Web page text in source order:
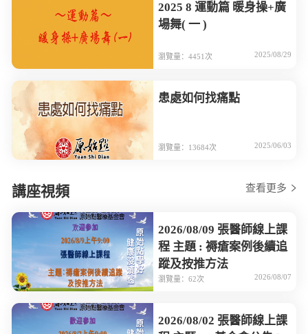
2025 8 運動篇 暖身操+廣
場舞( 一 )
瀏覽量：4451次 2025/08/29
患處如何找痛點
瀏覽量：13684次 2025/06/03
講座視頻 查看更多
2026/08/09 張醫師線上課
程 主題 : 褥瘡案例後續追
蹤及按推方法
瀏覽量：62次 2026/08/07
2026/08/02 張醫師線上課